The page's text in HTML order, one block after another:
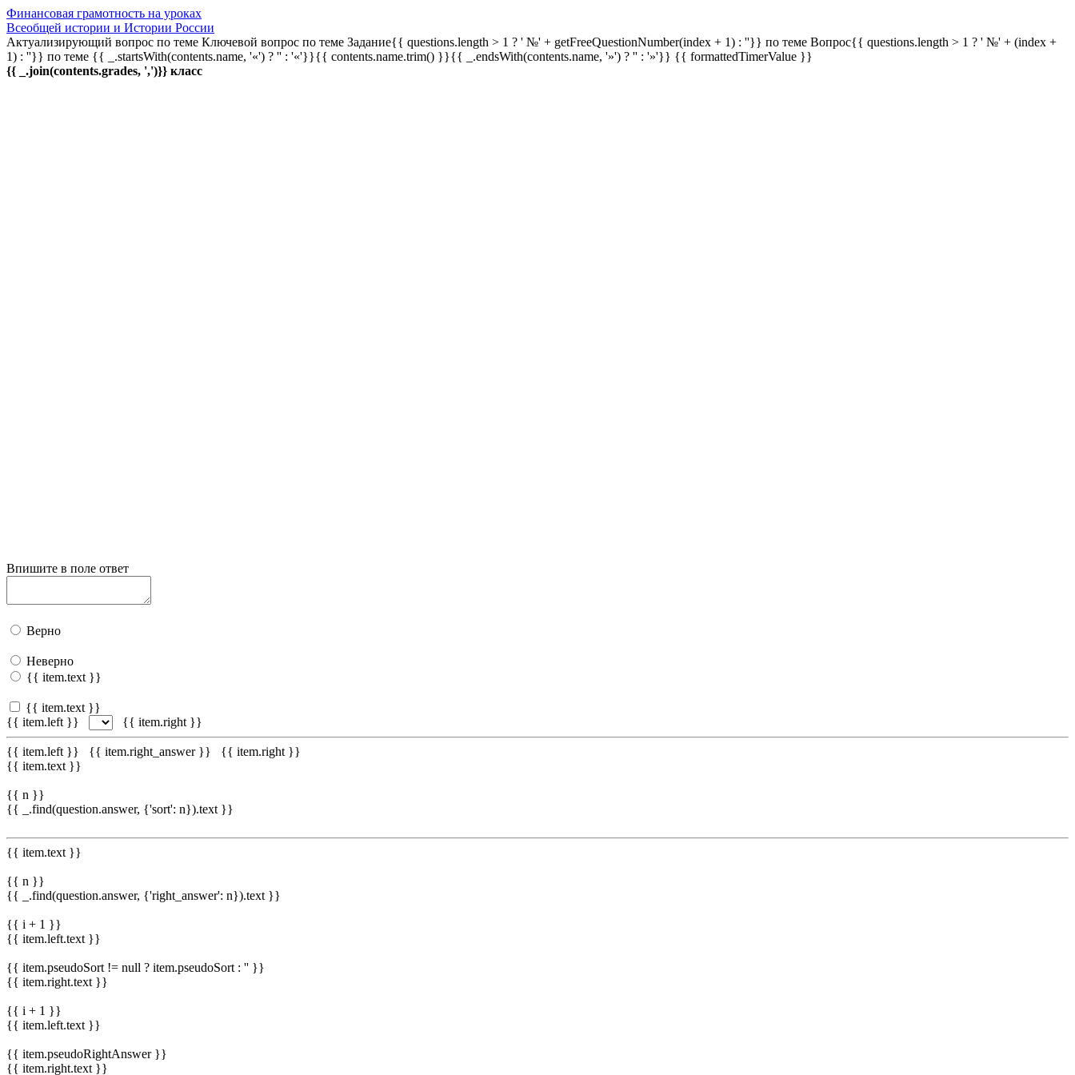
Финансовая грамотность на уроках
Всеобщей истории и Истории России
Актуализирующий вопрос по теме Ключевой вопрос по теме Задание{{ questions.length > 1 ? ' №' + getFreeQuestionNumber(index + 1) : ''}} по теме Вопрос{{ questions.length > 1 ? ' №' + (index +
1) : ''}} по теме {{ _.startsWith(contents.name, '«') ? '' : '«'}}{{ contents.name.trim() }}{{ _.endsWith(contents.name, '»') ? '' : '»'}} {{ formattedTimerValue }}
{{ _.join(contents.grades, ',')}} класс
Впишите в поле ответ
Верно
Неверно
{{ item.text }}
{{ item.text }}
{{ item.left }}
{{ item.right }}
{{ item.left }} {{ item.right_answer }}
{{ item.right }}
{{ item.text }}
{{ n }}
{{ _.find(question.answer, {'sort': n}).text }}
{{ item.text }}
{{ n }}
{{ _.find(question.answer, {'right_answer': n}).text }}
{{ i + 1 }}
{{ item.left.text }}
{{ item.pseudoSort != null ? item.pseudoSort : '' }}
{{ item.right.text }}
{{ i + 1 }}
{{ item.left.text }}
{{ item.pseudoRightAnswer }}
{{ item.right.text }}